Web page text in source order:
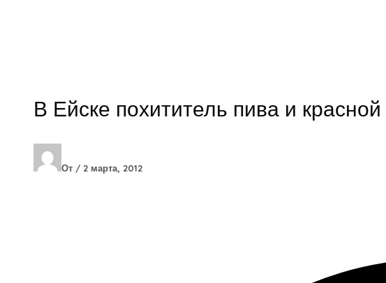
В Ейске похититель пива и
От / 2 марта, 2012